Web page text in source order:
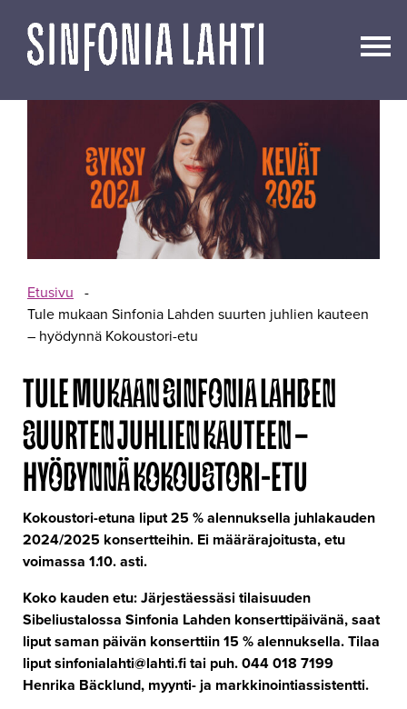
sisältöön
Etusivu -
Tule mukaan Sinfonia Lahden suurten juhlien kauteen
– hyödynnä Kokoustori-etu
TULE MUKAAN SINFONIA LAHDEN
SUURTEN JUHLIEN KAUTEEN –
HYÖDYNNÄ KOKOUSTORI-ETU
Kokoustori-etuna liput 25 % alennuksella juhlakauden
2024/2025 konsertteihin. Ei määrärajoitusta, etu
voimassa 1.10. asti.
Koko kauden etu: Järjestäessäsi tilaisuuden
Sibeliustalossa Sinfonia Lahden konserttipäivänä, saat
liput saman päivän konserttiin 15 % alennuksella. Tilaa
liput sinfonialahti@lahti.fi tai puh. 044 018 7199
Henrika Bäcklund, myynti- ja markkinointiassistentti.